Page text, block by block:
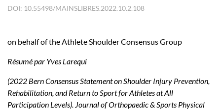
DOI: 10.55498/MAINSLIBRES.2022.10.2.108
on behalf of the Athlete Shoulder Consensus Group
Résumé par Yves Larequi
(2022 Bern Consensus Statement on Shoulder Injury Prevention,
Rehabilitation, and Return to Sport for Athletes at All
Participation Levels). Journal of Orthopaedic & Sports Physical